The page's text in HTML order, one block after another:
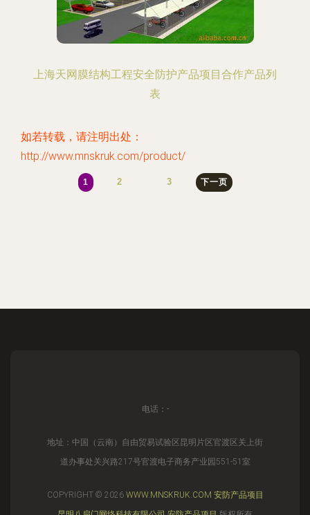
上海天网膜结构工程安全防护产品项目合作产品列
表
如若转载，请注明出处：
http://www.mnskruk.com/product/
1 2 3 下一页
电话：-
地址：中国（云南）自由贸易试验区昆明片区官渡区关上街
道办事处关兴路217号官渡电子商务产业园551-51室
COPYRIGHT © 2026 WWW.MNSKRUK.COM 安防产品项目